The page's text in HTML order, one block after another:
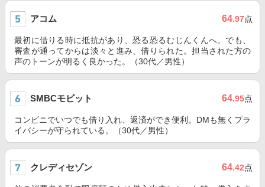
アコム 64.97点
最初に借りる時に抵抗があり、恐る恐るむじんくんへ。でも、
審査が通ってからは淡々と進み、借りられた。担当された方の
声のトーンが明るく良かった。（30代／男性）
SMBCモビット 64.95点
コンビニでいつでも借り入れ、返済ができ便利。DMも無くプラ
イバシーが守られている。（30代／男性）
クレディセゾン 64.42点